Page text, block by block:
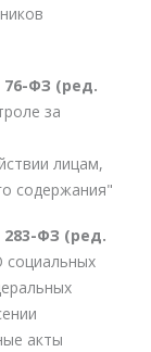
76-ФЗ (ред.
за
лицам,
содержания"
283-ФЗ (ред.
социальных
акты